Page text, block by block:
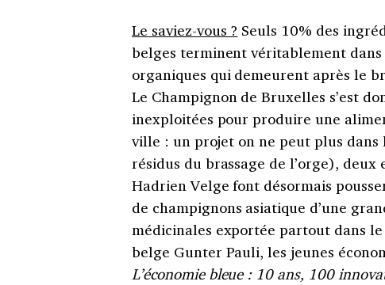
Le saviez-vous ? Seuls 10% des
belges terminent véritablement dans
organiques qui demeurent après le
Le Champignon de Bruxelles s’est
inexploitées pour produire une
ville : un projet on ne peut plus dans
résidus du brassage de l’orge),
Hadrien Velge font désormais
de champignons asiatique d’une
médicinales exportée partout dans
belge Gunter Pauli, les jeunes
L’économie bleue : 10 ans, 100